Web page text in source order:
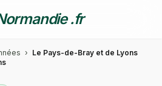
.fr
› Le Pays-de-Bray et de Lyons